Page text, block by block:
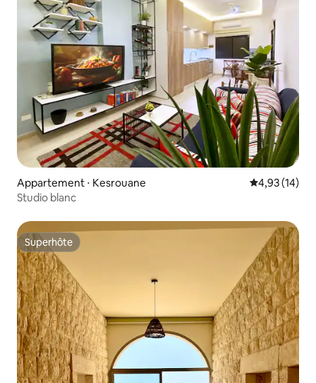
Appartement ⋅ Kesrouane Évaluation
4,93 (14)
Studio blanc
Superhôte
Superhôte